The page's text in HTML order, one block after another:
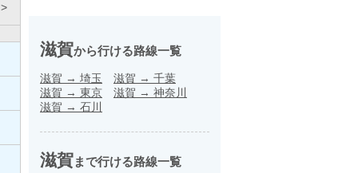
滋賀から行ける路線一覧
滋賀 → 埼玉 滋賀 → 千葉
滋賀 → 東京 滋賀 → 神奈川
滋賀 → 石川
滋賀まで行ける路線一覧